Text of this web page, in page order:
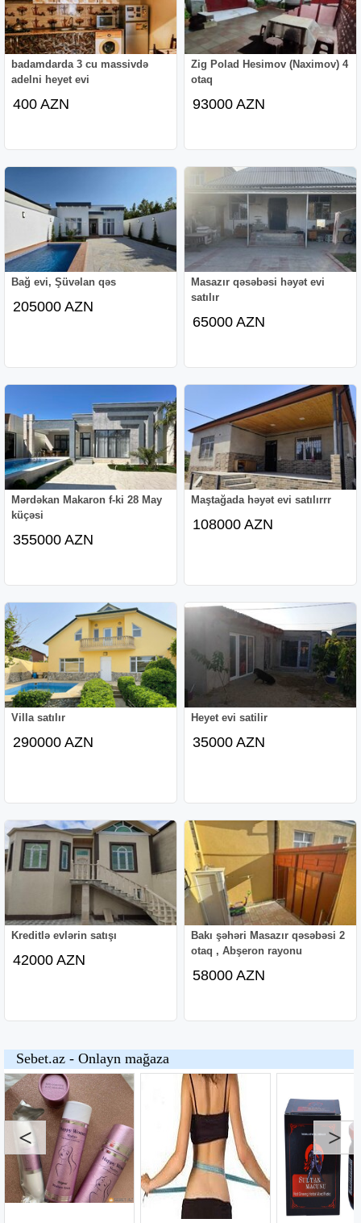
badamdarda 3 cu massivdə
adelni heyet evi
400 AZN
Zig Polad Hesimov (Naximov) 4
otaq
93000 AZN
Bağ evi, Şüvəlan qəs
205000 AZN
Masazır qəsəbəsi həyət evi
satılır
65000 AZN
Mərdəkan Makaron f-ki 28 May
küçəsi
355000 AZN
Maştağada həyət evi satılırrr
108000 AZN
Villa satılır
290000 AZN
Heyet evi satilir
35000 AZN
Kreditlə evlərin satışı
42000 AZN
Bakı şəhəri Masazır qəsəbəsi 2
otaq , Abşeron rayonu
58000 AZN